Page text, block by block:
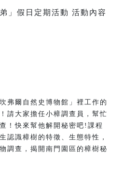
弗爾自然史博物館」裡工作的
請大家擔任小樟調查員，幫忙
！快來幫他解開秘密吧!課程
認識樟樹的特徵、生態特性，
調查，揭開南門園區的樟樹秘